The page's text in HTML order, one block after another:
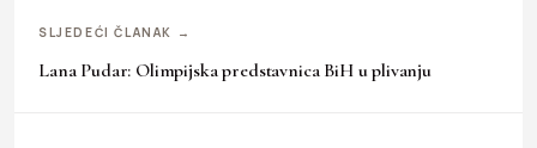
SLJEDEĆI ČLANAK →
Lana Pudar: Olimpijska predstavnica BiH u plivanju